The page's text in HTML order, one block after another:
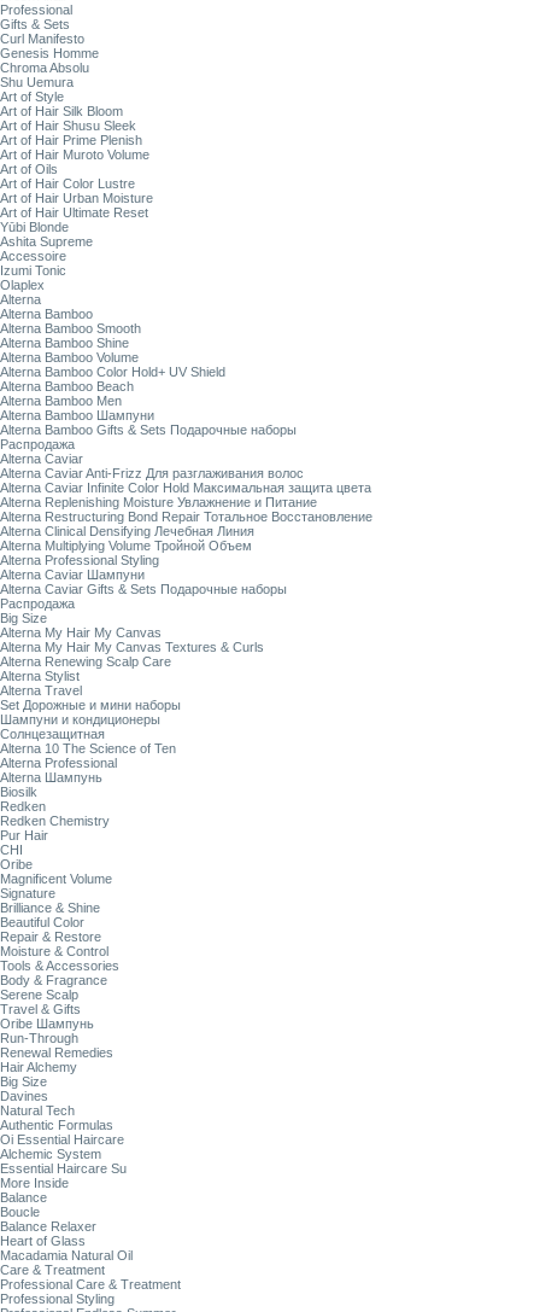
Professional
Gifts & Sets
Curl Manifesto
Genesis Homme
Chroma Absolu
Shu Uemura
Art of Style
Art of Hair Silk Bloom
Art of Hair Shusu Sleek
Art of Hair Prime Plenish
Art of Hair Muroto Volume
Art of Oils
Art of Hair Color Lustre
Art of Hair Urban Moisture
Art of Hair Ultimate Reset
Yūbi Blonde
Ashita Supreme
Accessoire
Izumi Tonic
Olaplex
Alterna
Alterna Bamboo
Alterna Bamboo Smooth
Alterna Bamboo Shine
Alterna Bamboo Volume
Alterna Bamboo Color Hold+ UV Shield
Alterna Bamboo Beach
Alterna Bamboo Men
Alterna Bamboo Шампуни
Alterna Bamboo Gifts & Sets Подарочные наборы
Распродажа
Alterna Caviar
Alterna Caviar Anti-Frizz Для разглаживания волос
Alterna Caviar Infinite Color Hold Максимальная защита цвета
Alterna Replenishing Moisture Увлажнение и Питание
Alterna Restructuring Bond Repair Тотальное Восстановление
Alterna Clinical Densifying Лечебная Линия
Alterna Multiplying Volume Тройной Объем
Alterna Professional Styling
Alterna Caviar Шампуни
Alterna Caviar Gifts & Sets Подарочные наборы
Распродажа
Big Size
Alterna My Hair My Canvas
Alterna My Hair My Canvas Textures & Curls
Alterna Renewing Scalp Care
Alterna Stylist
Alterna Travel
Set Дорожные и мини наборы
Шампуни и кондиционеры
Солнцезащитная
Alterna 10 The Science of Ten
Alterna Professional
Alterna Шампунь
Biosilk
Redken
Redken Chemistry
Pur Hair
CHI
Oribe
Magnificent Volume
Signature
Brilliance & Shine
Beautiful Color
Repair & Restore
Moisture & Control
Tools & Accessories
Body & Fragrance
Serene Scalp
Travel & Gifts
Oribe Шампунь
Run-Through
Renewal Remedies
Hair Alchemy
Big Size
Davines
Natural Tech
Authentic Formulas
Oi Essential Haircare
Alchemic System
Essential Haircare Su
More Inside
Balance
Boucle
Balance Relaxer
Heart of Glass
Macadamia Natural Oil
Care & Treatment
Professional Care & Treatment
Professional Styling